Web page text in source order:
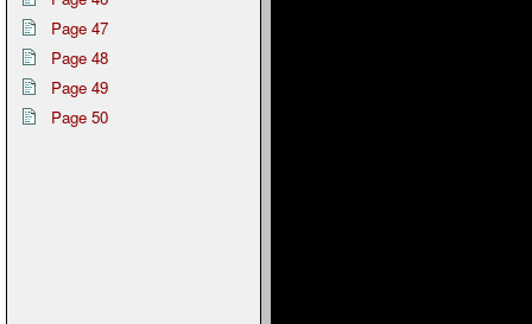
Page 47
Page 48
Page 49
Page 50